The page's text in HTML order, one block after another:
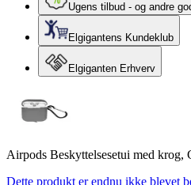
Ugens tilbud - og andre
Elgigantens Kundeklub
Elgiganten Erhverv
Airpods Beskyttelsesetui med krog,
Dette produkt er endnu ikke blevet